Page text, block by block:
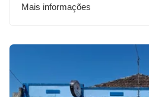
Mais informações